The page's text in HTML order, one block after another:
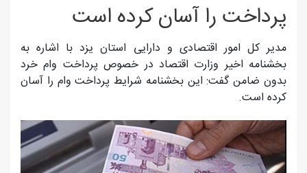
پرداخت را آسان كرده است
مدیر کل امور اقتصادی و دارایی استان یزد با اشاره به
بخشنامه اخیر وزارت اقتصاد در خصوص پرداخت وام خرد
بدون ضامن گفت: این بخشنامه شرایط پرداخت وام را آسان
کرده است.